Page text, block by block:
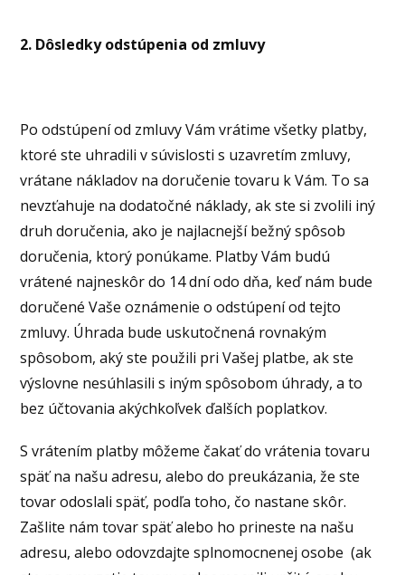
2. Dôsledky odstúpenia od zmluvy
Po odstúpení od zmluvy Vám vrátime všetky platby,
ktoré ste uhradili v súvislosti s uzavretím zmluvy,
vrátane nákladov na doručenie tovaru k Vám. To sa
nevzťahuje na dodatočné náklady, ak ste si zvolili iný
druh doručenia, ako je najlacnejší bežný spôsob
doručenia, ktorý ponúkame. Platby Vám budú
vrátené najneskôr do 14 dní odo dňa, keď nám bude
doručené Vaše oznámenie o odstúpení od tejto
zmluvy. Úhrada bude uskutočnená rovnakým
spôsobom, aký ste použili pri Vašej platbe, ak ste
výslovne nesúhlasili s iným spôsobom úhrady, a to
bez účtovania akýchkoľvek ďalších poplatkov.
S vrátením platby môžeme čakať do vrátenia tovaru
späť na našu adresu, alebo do preukázania, že ste
tovar odoslali späť, podľa toho, čo nastane skôr.
Zašlite nám tovar späť alebo ho prineste na našu
adresu, alebo odovzdajte splnomocnenej osobe (ak